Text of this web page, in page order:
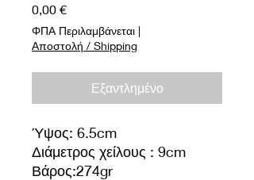
0,00 €Τιμή
ΦΠΑ Περιλαμβάνεται |
Αποστολή / Shipping
Εξαντλημένο
Ύψος: 6.5cm
Διάμετρος χείλους : 9cm
Βάρος:274gr